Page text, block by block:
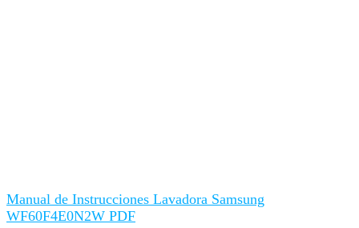
Manual de Instrucciones Lavadora Samsung
WF60F4E0N2W PDF